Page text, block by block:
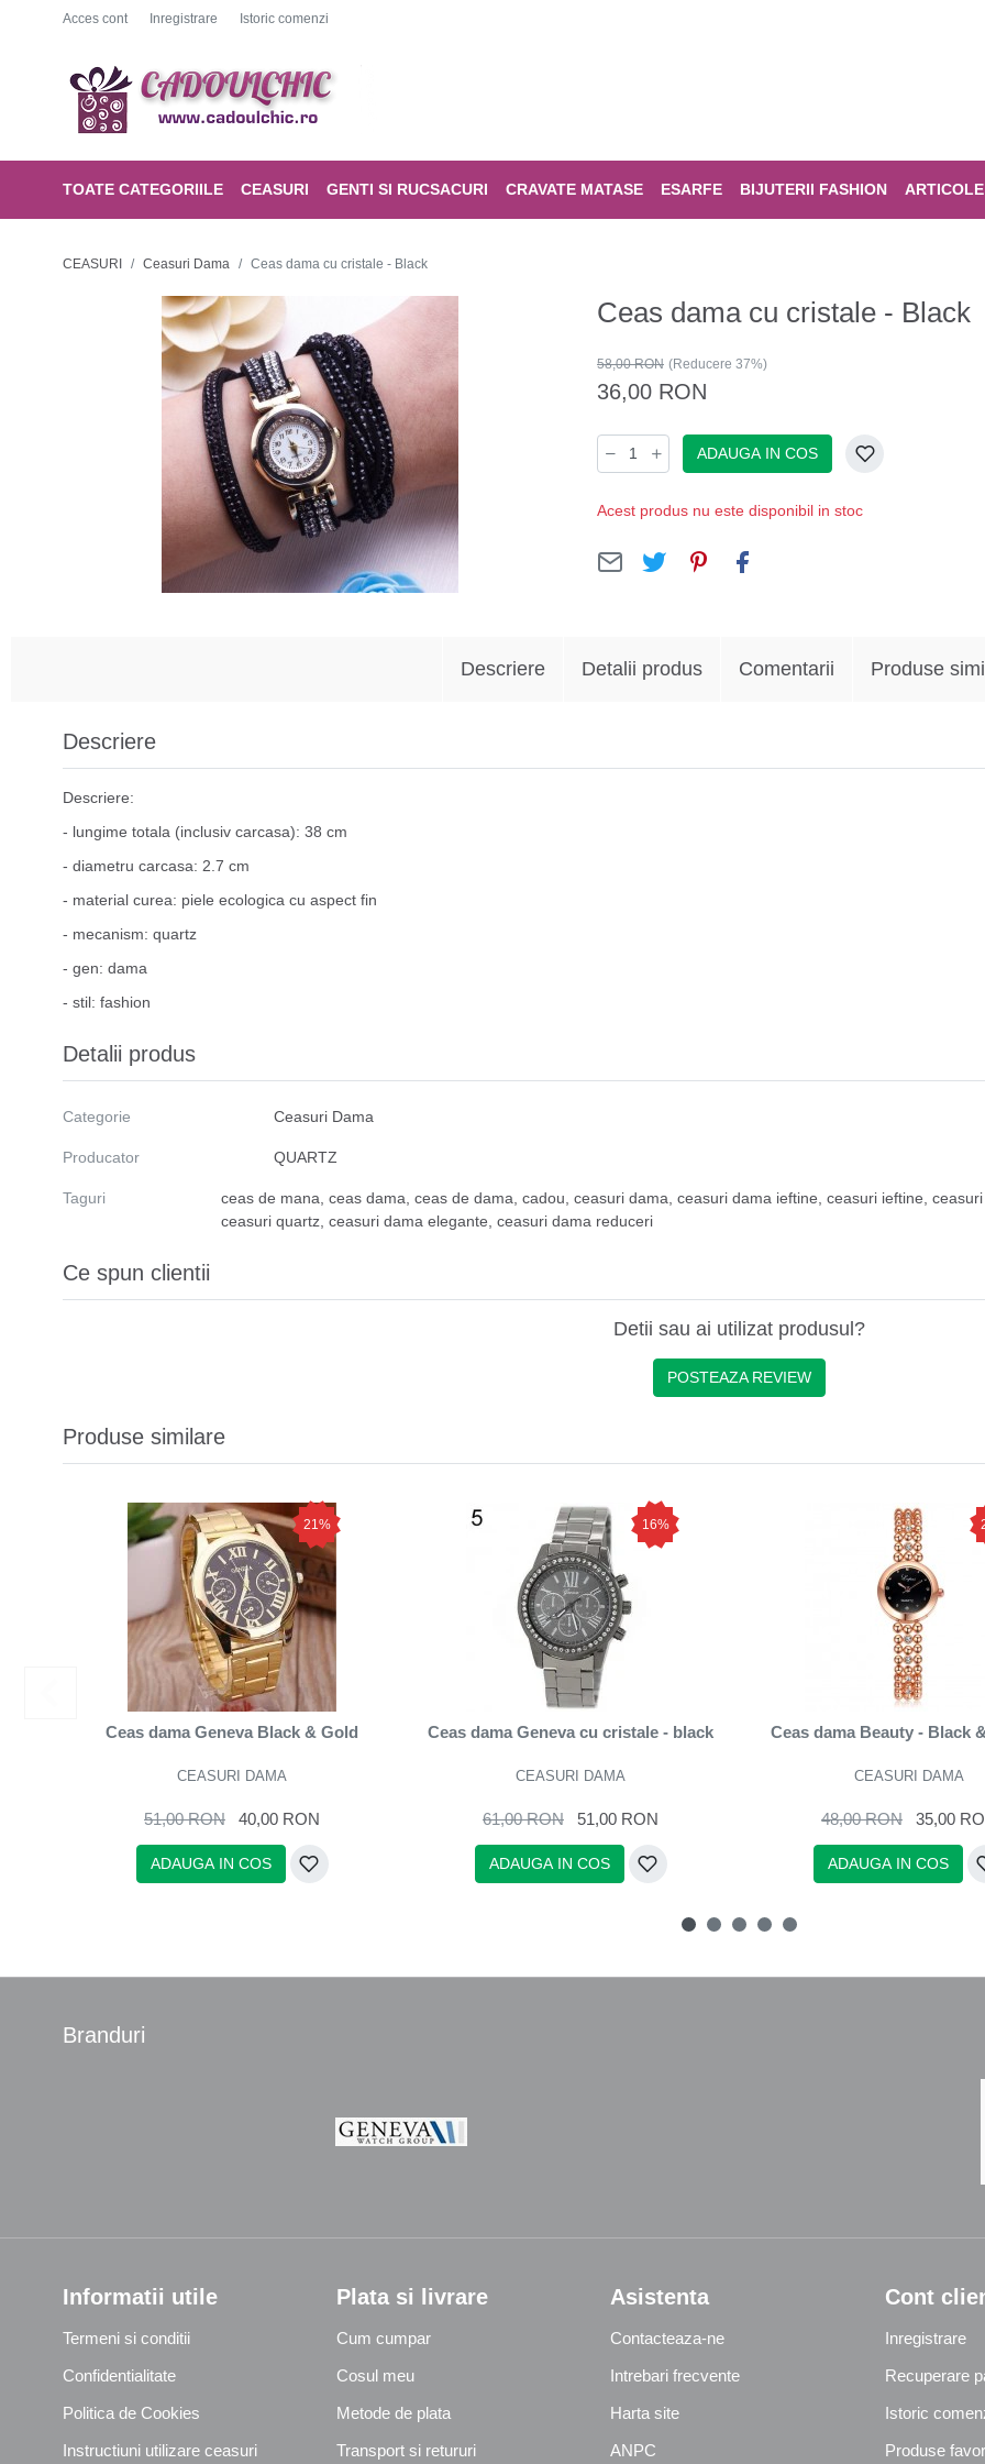
Acces cont Inregistrare Istoric comenzi
TOATE CATEGORIILE CEASURI GENTI SI RUCSACURI CRAVATE MATASE ESARFE BIJUTERII FASHION
CEASURI Ceasuri Dama Ceas dama cu cristale - Black
Ceas dama cu cristale - Black
58,00 RON (Reducere 37%)
36,00 RON
ADAUGA IN COS
Acest produs nu este disponibil in stoc
Descriere Detalii produs Comentarii Produse
Descriere
Descriere:
- lungime totala (inclusiv carcasa): 38 cm
- diametru carcasa: 2.7 cm
- material curea: piele ecologica cu aspect fin
- mecanism: quartz
- gen: dama
- stil: fashion
Detalii produs
Categorie Ceasuri Dama
Producator QUARTZ
Taguri ceas de mana ,ceas dama ,ceas de dama ,cadou ,ceasuri dama ,ceasuri dama ieftine ,ceasuri ieftine ,
ceasuri quartz ,ceasuri dama elegante ,ceasuri dama reduceri
Ce spun clientii
Detii sau ai utilizat produsul?
POSTEAZA REVIEW
Produse similare
21%
Ceas dama Geneva Black & Gold
CEASURI DAMA
51,00 RON 40,00 RON
ADAUGA IN COS
16%
Ceas dama Geneva cu cristale - black
CEASURI DAMA
61,00 RON 51,00 RON
ADAUGA IN COS
Ceas dama Beauty - Black
CEASURI DAMA
48,00 RON 35,00
ADAUGA IN COS
Branduri
Informatii utile
Termeni si conditii
Confidentialitate
Politica de Cookies
Instructiuni utilizare ceasuri
Plata si livrare
Cum cumpar
Cosul meu
Metode de plata
Transport si retururi
Asistenta
Contacteaza-ne
Intrebari frecvente
Harta site
ANPC
Cont
Inregistrare
Recuperare
Istoric
Produse